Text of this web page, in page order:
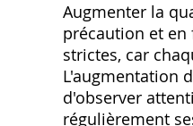
Augmenter la
précaution et
strictes, car
L'augmentation
d'observer
régulièrement